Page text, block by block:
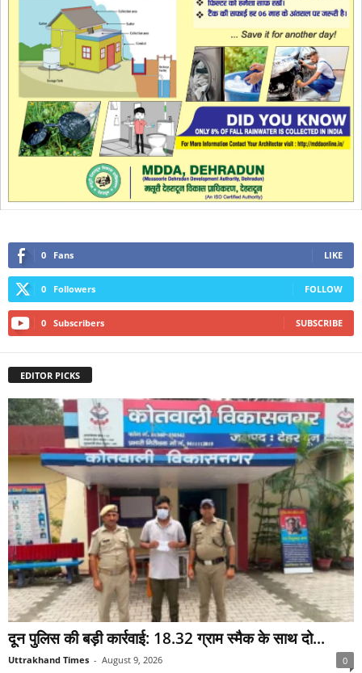
0 Fans LIKE
0 Followers FOLLOW
0 Subscribers SUBSCRIBE
EDITOR PICKS
दून पुलिस की बड़ी कार्रवाई: 18.32 ग्राम स्मैक के साथ दो...
Uttrakhand Times - August 9, 2026 0